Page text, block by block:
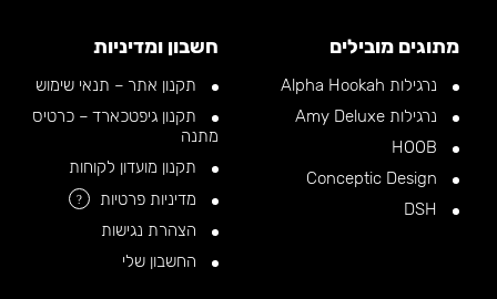
מתוגים מובילים
נרגילות Alpha Hookah
נרגילות Amy Deluxe
חשבון ומדיניות
תקנון אתר – תנאי שימוש
תקנון גיפטכארד – כרטיס
מתנה
תקנון מועדון לקוחות
מדיניות פרטיות
?
הצהרת נגישות
החשבון שלי